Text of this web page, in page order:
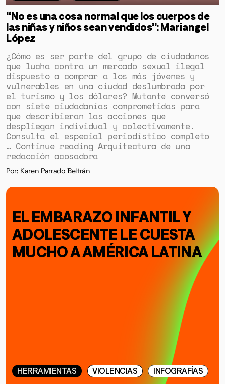
“No es una cosa normal que los cuerpos de
las niñas y niños sean vendidos”: Mariangel
López
¿Cómo es ser parte del grupo de ciudadanos
que lucha contra un mercado sexual ilegal
dispuesto a comprar a los más jóvenes y
vulnerables en una ciudad deslumbrada por
el turismo y los dólares? Mutante conversó
con siete ciudadanías comprometidas para
que describieran las acciones que
despliegan individual y colectivamente.
Consulta el especial periodístico completo
… Continue reading Arquitectura de una
redacción acosadora
Por: Karen Parrado Beltrán
EL EMBARAZO INFANTIL Y
ADOLESCENTE LE CUESTA
MUCHO A AMÉRICA LATINA
HERRAMIENTAS VIOLENCIAS INFOGRAFÍAS